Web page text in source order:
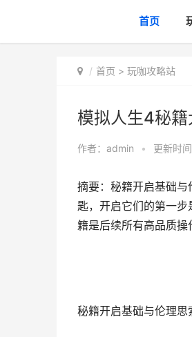
首页
首页 > 玩咖攻略站
模拟人生4秘
作者： admin • 更新时
摘要：秘籍开启基础
匙，开启它们的第一
籍是后续所有高品质
秘籍开启基础与伦理思